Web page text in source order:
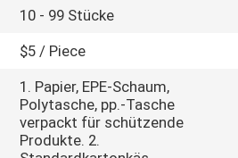
10 - 99 Stücke
$5 / Piece
1. Papier, EPE-Schaum,
Polytasche, pp.-Tasche
verpackt für schützende
Produkte. 2.